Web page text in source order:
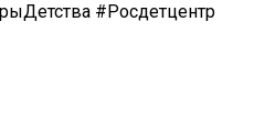
#Росдетцентр